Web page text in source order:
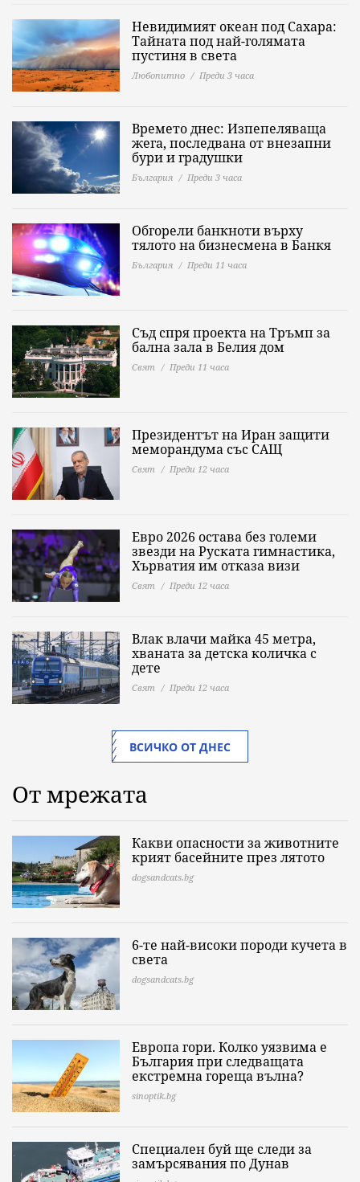
Невидимият океан под Сахара:
Тайната под най-голямата
пустиня в света
Любопитно Преди 3 часа
Времето днес: Изпепеляваща
жега, последвана от внезапни
бури и градушки
България Преди 3 часа
Обгорели банкноти върху
тялото на бизнесмена в Банкя
България Преди 11 часа
Съд спря проекта на Тръмп за
бална зала в Белия дом
Свят Преди 11 часа
Президентът на Иран защити
меморандума със САЩ
Свят Преди 12 часа
Евро 2026 остава без големи
звезди на Руската гимнастика,
Хърватия им отказа визи
Свят Преди 12 часа
Влак влачи майка 45 метра,
хваната за детска количка с
дете
Свят Преди 12 часа
ВСИЧКО ОТ ДНЕС
От мрежата
Какви опасности за животните
крият басейните през лятото
dogsandcats.bg
6-те най-високи породи кучета в
света
dogsandcats.bg
Европа гори. Колко уязвима е
България при следващата
екстремна гореща вълна?
sinoptik.bg
Специален буй ще следи за
замърсявания по Дунав